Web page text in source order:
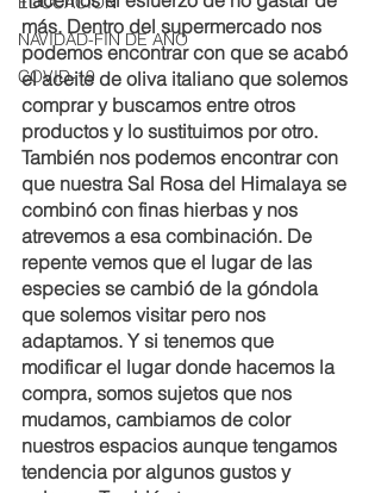
NAVIDAD-FIN DE AÑO
COVID-19
más. Dentro del supermercado nos
podemos encontrar con que se acabó
el aceite de oliva italiano que solemos
comprar y buscamos entre otros
productos y lo sustituimos por otro.
También nos podemos encontrar con
que nuestra Sal Rosa del Himalaya se
combinó con finas hierbas y nos
atrevemos a esa combinación. De
repente vemos que el lugar de las
especies se cambió de la góndola
que solemos visitar pero nos
adaptamos. Y si tenemos que
modificar el lugar donde hacemos la
compra, somos sujetos que nos
mudamos, cambiamos de color
nuestros espacios aunque tengamos
tendencia por algunos gustos y